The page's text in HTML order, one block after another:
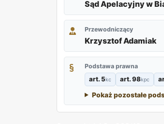
Sąd Apelacyjny w
Przewodniczący
Krzysztof Adamiak
Podstawa prawna
art. 5kc art. 98kpc
Pokaż pozostałe